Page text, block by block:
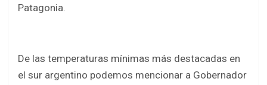
Patagonia.
De las temperaturas mínimas más destacadas en
el sur argentino podemos mencionar a Gobernador